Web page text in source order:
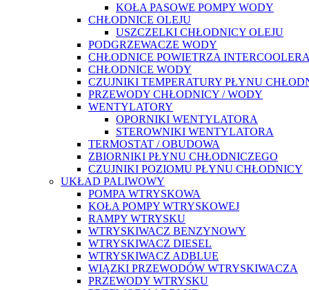
KOŁA PASOWE POMPY WODY
CHŁODNICE OLEJU
USZCZELKI CHŁODNICY OLEJU
PODGRZEWACZE WODY
CHŁODNICE POWIETRZA INTERCOOLERA
CHŁODNICE WODY
CZUJNIKI TEMPERATURY PŁYNU
PRZEWODY CHŁODNICY / WODY
WENTYLATORY
OPORNIKI WENTYLATORA
STEROWNIKI WENTYLATORA
TERMOSTAT / OBUDOWA
ZBIORNIKI PŁYNU CHŁODNICZEGO
CZUJNIKI POZIOMU PŁYNU CHŁODNICY
UKŁAD PALIWOWY
POMPA WTRYSKOWA
KOŁA POMPY WTRYSKOWEJ
RAMPY WTRYSKU
WTRYSKIWACZ BENZYNOWY
WTRYSKIWACZ DIESEL
WTRYSKIWACZ ADBLUE
WIĄZKI PRZEWODÓW WTRYSKIWACZA
PRZEWODY WTRYSKU